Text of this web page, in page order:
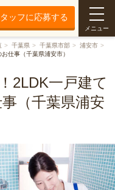
ッフに応募する
メニュー
千葉県 千葉県市部
浦安市
仕事（千葉県浦安市）
2LDK一戸建て
（千葉県浦安